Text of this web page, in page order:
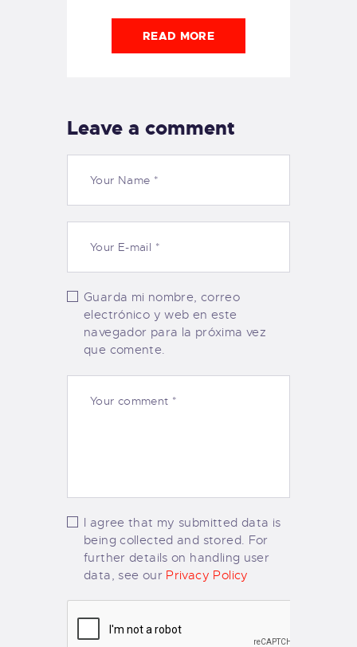
READ MORE
Leave a comment
Guarda mi nombre, correo
electrónico y web en este
navegador para la próxima vez
que comente.
I agree that my submitted data is
being collected and stored. For
further details on handling user
data, see our Privacy Policy